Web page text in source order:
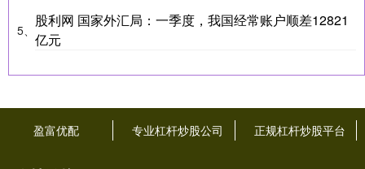
5、
股利网 国家外汇局：一季度，我国经常账户顺差12821
亿元
盈富优配 专业杠杆炒股公司 正规杠杆炒股平台